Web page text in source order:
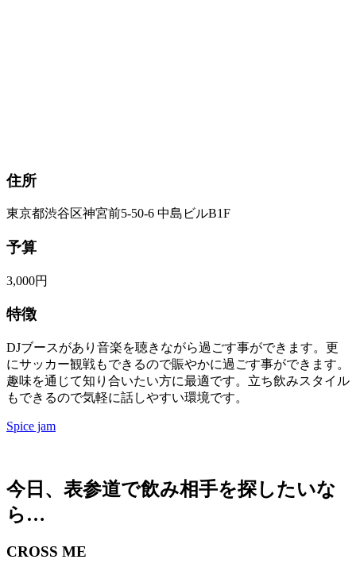
住所
東京都渋谷区神宮前5-50-6 中島ビルB1F
予算
3,000円
特徴
DJブースがあり音楽を聴きながら過ごす事ができます。更
にサッカー観戦もできるので賑やかに過ごす事ができます。
趣味を通じて知り合いたい方に最適です。立ち飲みスタイル
もできるので気軽に話しやすい環境です。
Spice jam
今日、表参道で飲み相手を探したいな
ら…
CROSS ME